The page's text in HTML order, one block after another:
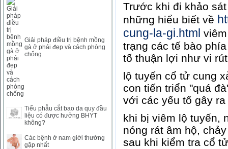
KRW
KWD
MYR
0
5808.39
NOK
0
2658.47
RMB
SAR
SEK
Giải pháp điều trị bệnh mồng
gà ở phái đẹp và cách phòng
chống
Tiểu phẫu cắt bao da quy đầu
liệu có được hưởng BHYT
không?
Các bệnh ở nam giới thường
gặp nhất
Trước khi đi khảo
những hiểu biết về
cung-la-gi.html
trạng các tế bào
tố thuận lợi như vi
lộ tuyến cổ tử cung
con tiến triển "quá
với các yếu tố gây
khi bị viêm lộ tuyến,
nóng rát âm hộ,
sau khi kiểm tra cổ